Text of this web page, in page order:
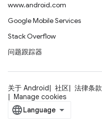
www.android.com
Google Mobile Services
Stack Overflow
问题跟踪器
关于 Android 社区 法律条款
Manage cookies